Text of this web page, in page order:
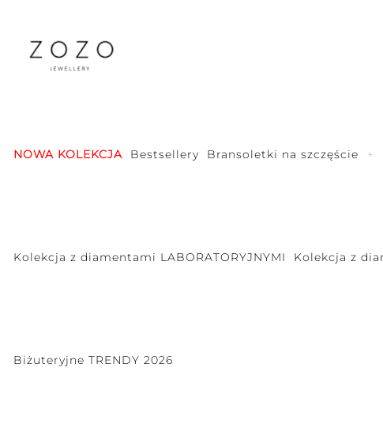
NOWA KOLEKCJA Bestsellery Bransoletki na szczęście
Kolekcja z diamentami LABORATORYJNYMI Kolekcja z
Biżuteryjne TRENDY 2026